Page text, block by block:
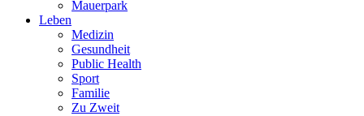
Mauerpark
Leben
Medizin
Gesundheit
Public Health
Sport
Familie
Zu Zweit